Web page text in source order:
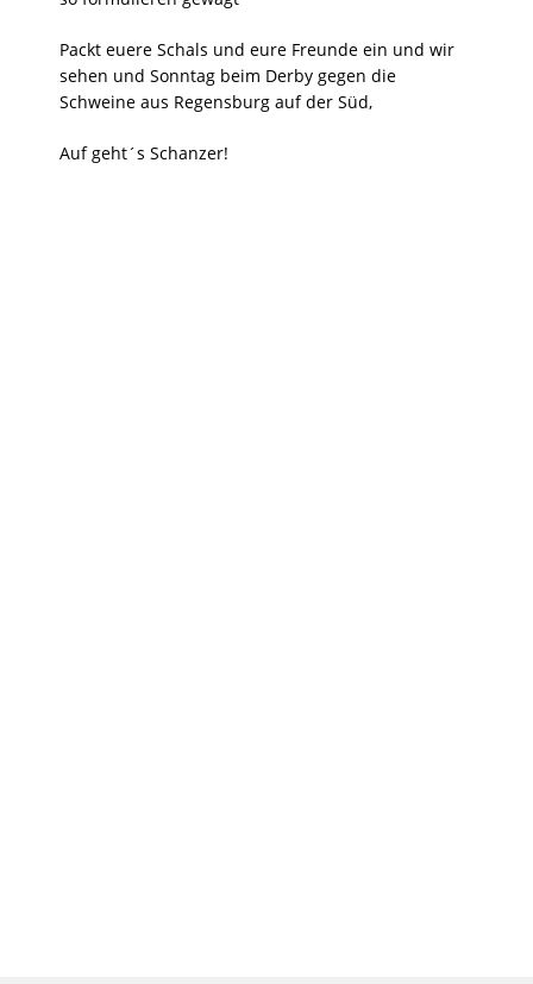
Packt euere Schals und eure Freunde ein und wir
sehen und Sonntag beim Derby gegen die
Schweine aus Regensburg auf der Süd,
Auf geht´s Schanzer!